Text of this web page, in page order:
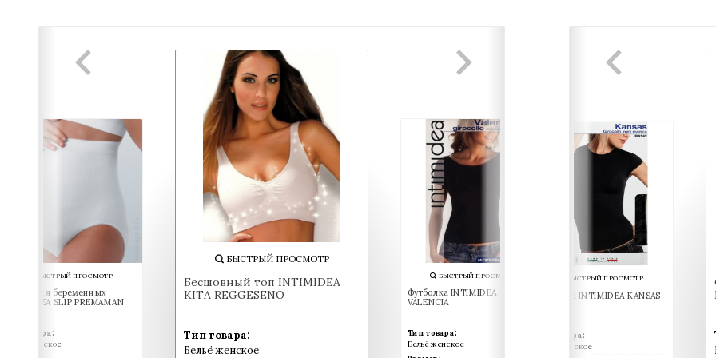
БЫСТРЫЙ ПРОСМОТР
Трусы для беременных
INTIMIDEA SLIP PREMAMAN
Тип товара:
Бельё женское
БЫСТРЫЙ ПРОСМОТР
Бесшовный топ INTIMIDEA
KITA REGGESENO
Тип товара:
Бельё женское
БЫСТРЫЙ ПРОСМОТР
Футболка INTIMIDEA
VALENCIA
Тип товара:
Бельё женское
БЫСТРЫЙ
Футболка INTIMIDEA
БЫСТРЫЙ ПРОСМОТР
Футболка INTIMIDEA KANSAS
Тип товара:
Бельё женское